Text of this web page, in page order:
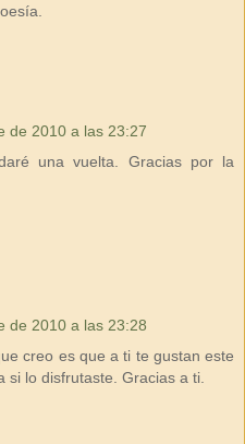
de 2010 a las 23:27
una vuelta. Gracias por la
de 2010 a las 23:28
creo es que a ti te gustan este
lo disfrutaste. Gracias a ti.